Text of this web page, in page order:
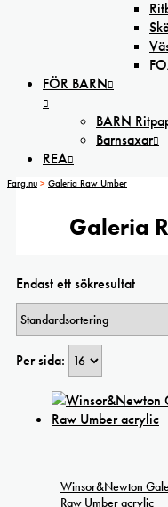
FÖR BARN
BARN
Barnsaxar
REA
Farg.nu > Galeria Raw Umber
Galeria
Endast ett sökresultat
Per sida:
Winsor&Newton
Raw Umber acrylic